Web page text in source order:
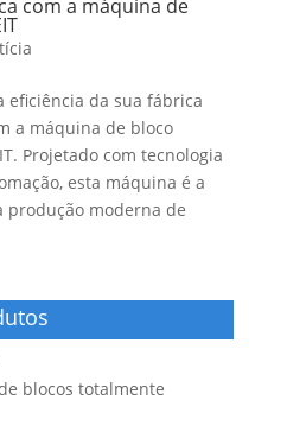
com a máquina de
eficiência da sua fábrica
a máquina de bloco
Projetado com tecnologia
esta máquina é a
produção moderna de
blocos totalmente